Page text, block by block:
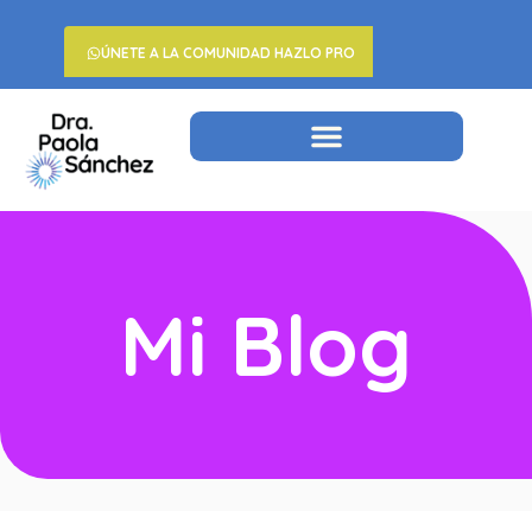
ÚNETE A LA COMUNIDAD HAZLO PRO
Mi Blog